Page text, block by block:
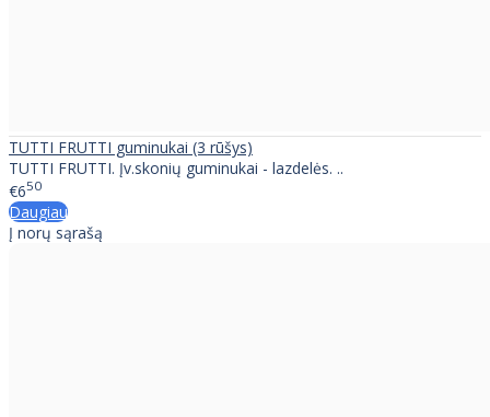
TUTTI FRUTTI guminukai (3 rūšys)
TUTTI FRUTTI. Įv.skonių guminukai - lazdelės. ..
€650
Daugiau
Į norų sąrašą